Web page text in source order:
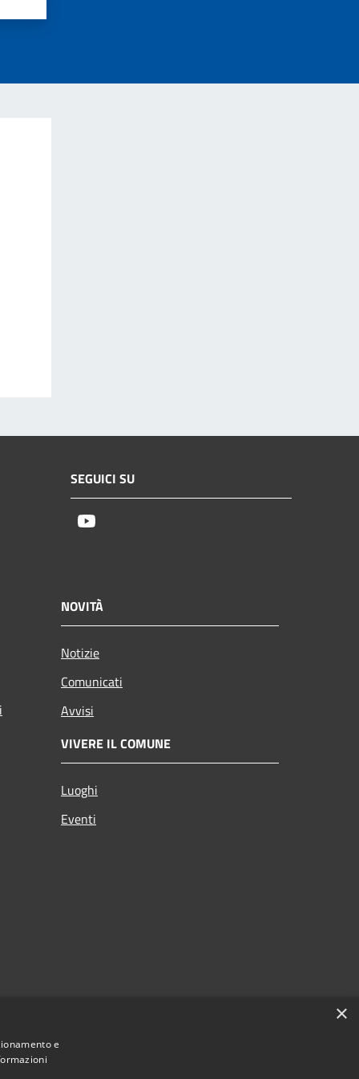
SEGUICI SU
NOVITÀ
Notizie
Comunicati
Avvisi
VIVERE IL COMUNE
Luoghi
Eventi
×
e